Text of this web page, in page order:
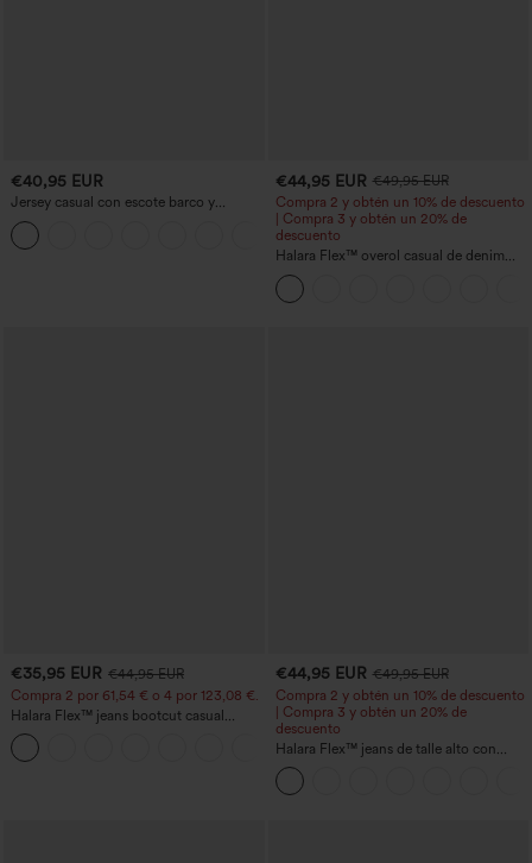
€40,95 EUR
Jersey casual con escote barco y
mangas murciélago
€44,95 EUR €49,95 EUR
Compra 2 y obtén un 10% de descuento
| Compra 3 y obtén un 20% de
descuento
Halara Flex™ overol casual de denim
lavado con escote en V y bolsillos
€35,95 EUR €44,95 EUR
Compra 2 por 61,54 € o 4 por 123,08 €.
Halara Flex™ jeans bootcut casual
lavados, de talle alto y con bolsillos
+5
€44,95 EUR €49,95 EUR
Compra 2 y obtén un 10% de descuento
| Compra 3 y obtén un 20% de
descuento
Halara Flex™ jeans de talle alto con
bolsillos, dobladillo enrollado, pierna
ancha y efecto lavado, estilo casual